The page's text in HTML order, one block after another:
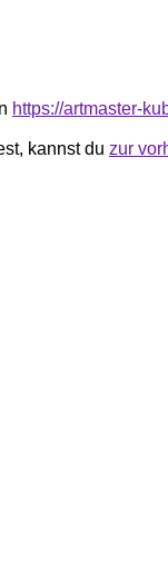
https://artmaster-
kannst du zur